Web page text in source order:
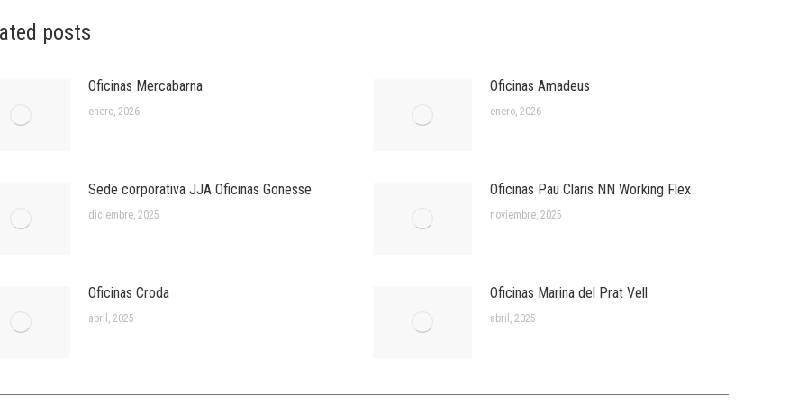
posts
Oficinas Mercabarna
enero, 2026
Oficinas Amadeus
enero, 2026
Sede corporativa JJA Oficinas Gonesse
diciembre, 2025
Oficinas Pau Claris NN Working Flex
noviembre, 2025
Oficinas Croda
abril, 2025
Oficinas Marina del Prat Vell
abril, 2025